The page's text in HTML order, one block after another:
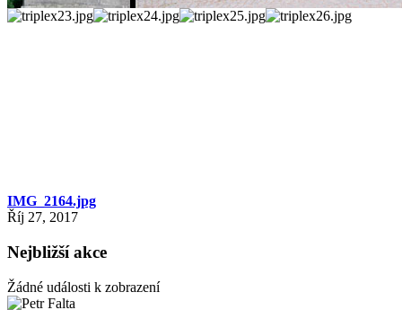
IMG_2164.jpg
Říj 27, 2017
Nejbližší akce
Žádné události k zobrazení